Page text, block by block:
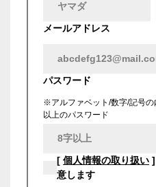
メールアドレス
パスワード
※アルファベット/数字/記号
以上のパスワード
[ 個人情報の取り扱い
意します